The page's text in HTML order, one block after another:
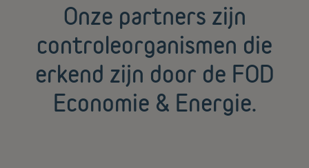
Onze partners zijn
controleorganismen die
erkend zijn door de FOD
Economie & Energie.